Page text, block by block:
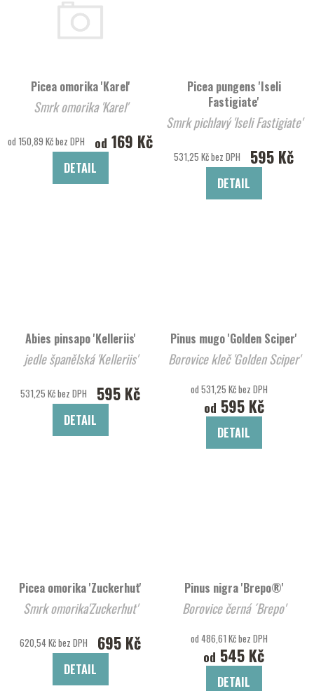
Picea omorika 'Karel'
Smrk omorika 'Karel'
od 150,89 Kč bez DPH od 169 Kč
DETAIL
Picea pungens 'Iseli
Fastigiate'
Smrk pichlavý 'Iseli Fastigiate'
531,25 Kč bez DPH 595 Kč
DETAIL
Abies pinsapo 'Kelleriis'
jedle španělská 'Kelleriis'
531,25 Kč bez DPH 595 Kč
DETAIL
Pinus mugo 'Golden Sciper'
Borovice kleč 'Golden Sciper'
od 531,25 Kč bez DPH
od 595 Kč
DETAIL
Picea omorika 'Zuckerhut'
Smrk omorika'Zuckerhut'
620,54 Kč bez DPH 695 Kč
DETAIL
Pinus nigra 'Brepo®'
Borovice černá ´Brepo'
od 486,61 Kč bez DPH
od 545 Kč
DETAIL